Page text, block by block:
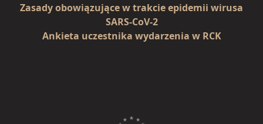
Zasady obowiązujące w trakcie epidemii wirusa
SARS-CoV-2
Ankieta uczestnika wydarzenia w RCK